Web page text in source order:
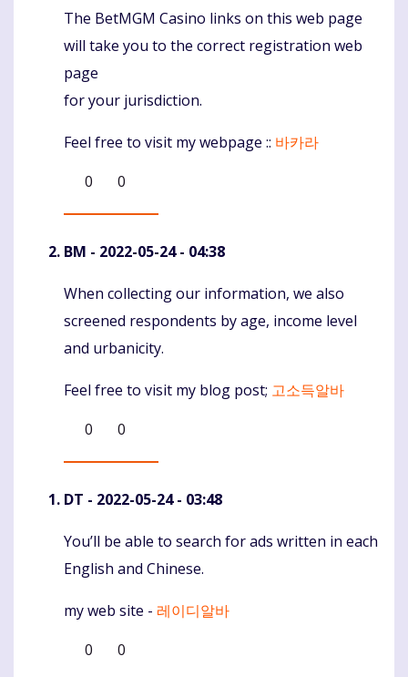
Komentaras
The BetMGM Casino links on this web page
will take you to the correct registration web
page
for your jurisdiction.
Feel free to visit my webpage :: 바카라
0
0
BM - 2022-05-24 - 04:38
Komentaras
When collecting our information, we also
screened respondents by age, income level
and urbanicity.
Feel free to visit my blog post; 고소득알바
0
0
DT - 2022-05-24 - 03:48
Komentaras
You’ll be able to search for ads written in each
English and Chinese.
my web site - 레이디알바
0
0